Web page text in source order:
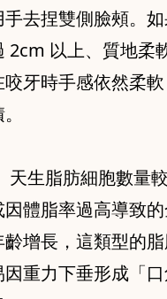
去捏雙側臉頰。
2cm 以上、質地柔
牙時手感依然柔
天生脂肪細胞數量
因體脂率過高導致
增長，這類型的
重力下垂形成「